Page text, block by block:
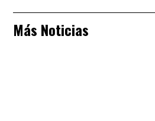
Más Noticias